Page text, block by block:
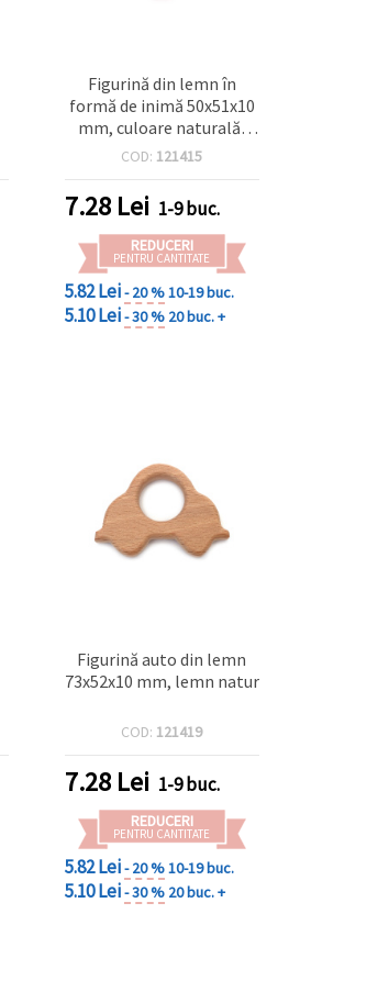
Figurină din lemn în
formă de inimă 50x51x10
mm, culoare naturală,
pentru hobby și craft
COD: 121415
7.28Lei 1-9 buc.
REDUCERI
PENTRU CANTITATE
5.82 Lei- 20 %10-19 buc.
5.10 Lei- 30 % 20 buc. +
Figurină auto din lemn
73x52x10 mm, lemn natur
COD: 121419
7.28Lei 1-9 buc.
REDUCERI
PENTRU CANTITATE
5.82 Lei- 20 %10-19 buc.
5.10 Lei- 30 % 20 buc. +